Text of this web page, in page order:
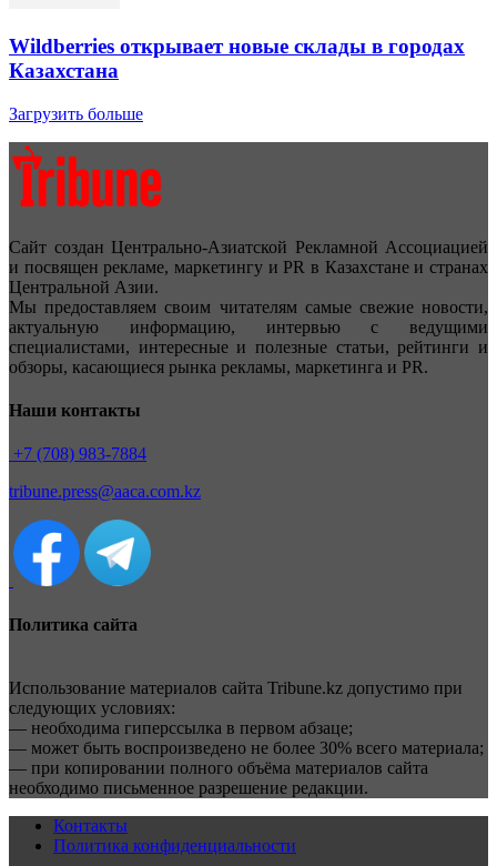
Wildberries открывает новые склады в городах
Казахстана
Загрузить больше
Сайт создан Центрально-Азиатской Рекламной Ассоциацией
и посвящен рекламе, маркетингу и PR в Казахстане и странах
Центральной Азии.
Мы предоставляем своим читателям самые свежие новости,
актуальную информацию, интервью с ведущими
специалистами, интересные и полезные статьи, рейтинги и
обзоры, касающиеся рынка рекламы, маркетинга и PR.
Наши контакты
+7 (708) 983-7884
tribune.press@aaca.com.kz
Политика сайта
Использование материалов сайта Tribune.kz допустимо при
следующих условиях:
— необходима гиперссылка в первом абзаце;
— может быть воспроизведено не более 30% всего материала;
— при копировании полного объёма материалов сайта
необходимо письменное разрешение редакции.
Контакты
Политика конфиденциальности